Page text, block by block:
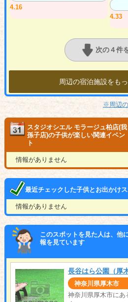
4.16
4.33
次の４件
周辺の宿泊施設をも
※周辺
スタジオシエル モラージュ柏店(我
孫子店)の子供が楽しい関連イベン
ト
情報がありません
最近チェックした子供とお出かけ
情報がありません
このスポットを見た人は、他
報を見ています
長谷はら公園（厚
神奈川県厚木市
神奈川県厚木市にあ